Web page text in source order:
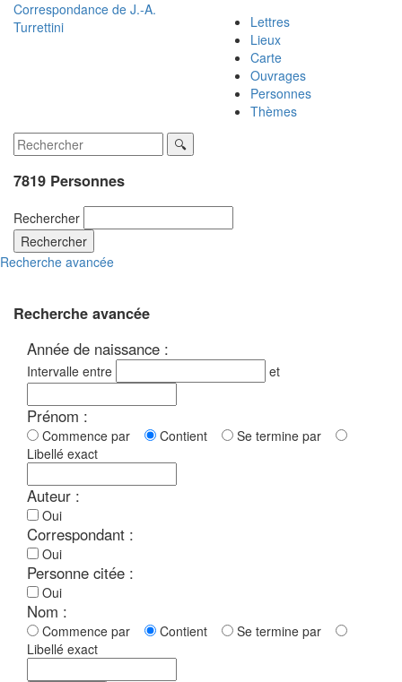
Correspondance de J.-A.
Turrettini
Lettres
Lieux
Carte
Ouvrages
Personnes
Thèmes
7819 Personnes
Rechercher
Rechercher
Recherche avancée
Recherche avancée
Année de naissance :
Intervalle entre et
Prénom :
Commence par Contient
Se termine par
Libellé exact
Auteur :
Oui
Correspondant :
Oui
Personne citée :
Oui
Nom :
Commence par Contient
Se termine par
Libellé exact